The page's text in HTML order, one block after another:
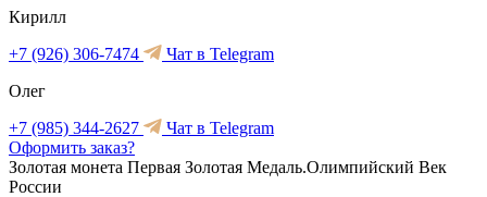
Кирилл
+7 (926) 306-7474
Чат в Telegram
Олег
+7 (985) 344-2627
Чат в Telegram
Оформить заказ?
Золотая монета Первая Золотая Медаль.Олимпийский Век
России